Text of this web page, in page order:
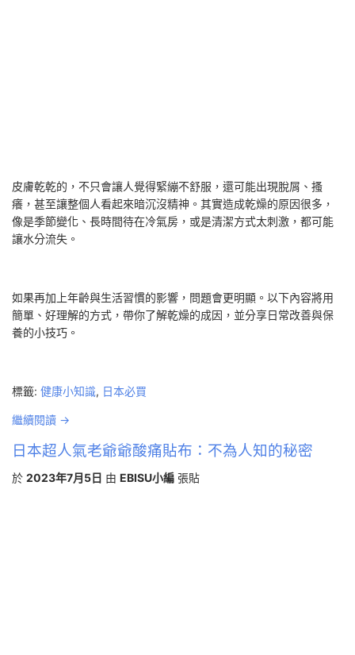
皮膚乾乾的，不只會讓人覺得緊繃不舒服，還可能出現脫屑、搔
癢，甚至讓整個人看起來暗沉沒精神。其實造成乾燥的原因很多，
像是季節變化、長時間待在冷氣房，或是清潔方式太刺激，都可能
讓水分流失。
如果再加上年齡與生活習慣的影響，問題會更明顯。以下內容將用
簡單、好理解的方式，帶你了解乾燥的成因，並分享日常改善與保
養的小技巧。
標籤: 健康小知識, 日本必買
繼續閱讀 →
日本超人氣老爺爺酸痛貼布：不為人知的秘密
於 2023年7月5日 由 EBISU小編 張貼